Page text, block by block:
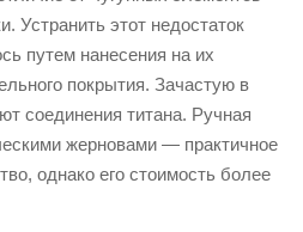
Устранить этот недостаток
путем нанесения на их
покрытия. Зачастую в
соединения титана. Ручная
жерновами — практичное
однако его стоимость более